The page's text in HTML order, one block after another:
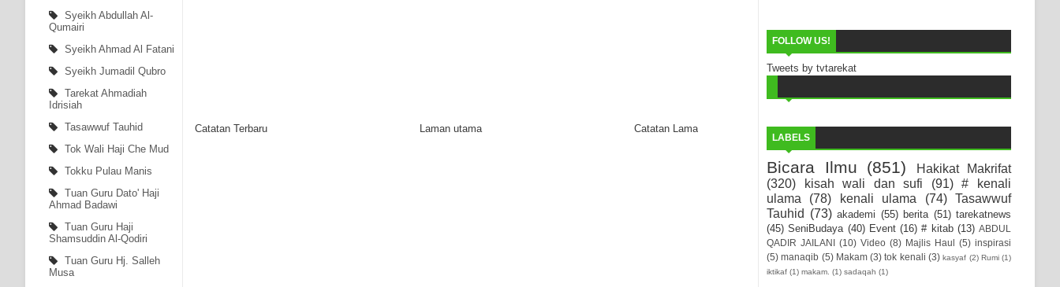
Syeikh Abdullah Al-
Qumairi
Syeikh Ahmad Al Fatani
Syeikh Jumadil Qubro
Tarekat Ahmadiah
Idrisiah
Tasawwuf Tauhid
Tok Wali Haji Che Mud
Tokku Pulau Manis
Tuan Guru Dato' Haji
Ahmad Badawi
Tuan Guru Haji
Shamsuddin Al-Qodiri
Tuan Guru Hj. Salleh
Musa
Catatan Terbaru Catatan Lama
Laman utama
FOLLOW US!
Tweets by tvtarekat
LABELS
Bicara Ilmu (851)
Hakikat Makrifat
(320)
kisah wali dan sufi (91)
# kenali
ulama
(78) kenali ulama (74)
Tasawwuf
Tauhid (73) akademi (55) berita (51) tarekatnews
(45) SeniBudaya (40) Event (16) # kitab (13) ABDUL
QADIR JAILANI
(10) Video (8) Majlis Haul (5) inspirasi
(5) manaqib (5) Makam (3) tok kenali (3) kasyaf (2) Rumi (1)
iktikaf (1) makam. (1) sadaqah (1)